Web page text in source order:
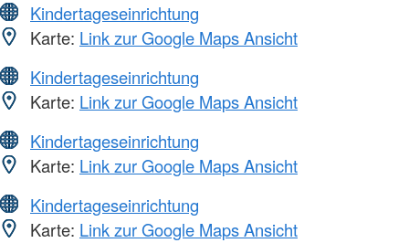
Kindertageseinrichtung
Karte: Link zur Google Maps Ansicht
Kindertageseinrichtung
Karte: Link zur Google Maps Ansicht
Kindertageseinrichtung
Karte: Link zur Google Maps Ansicht
Kindertageseinrichtung
Karte: Link zur Google Maps Ansicht